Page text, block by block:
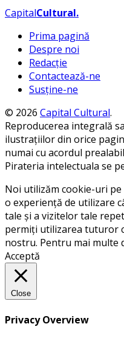
CapitalCultural.
Prima pagină
Despre noi
Redacție
Contactează-ne
Susține-ne
© 2026 Capital Cultural.
Reproducerea integrală
ilustrațiilor din orice
numai cu acordul
Pirateria intelectuala se
Noi utilizăm cookie-uri
o experiență de utilizare
tale și a vizitelor tale
permiți utilizarea tuturor
nostru. Pentru mai multe
Acceptă
Close
Privacy Overview